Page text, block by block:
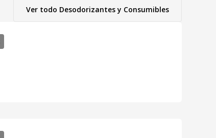
Ver todo Desodorizantes y Consumibles